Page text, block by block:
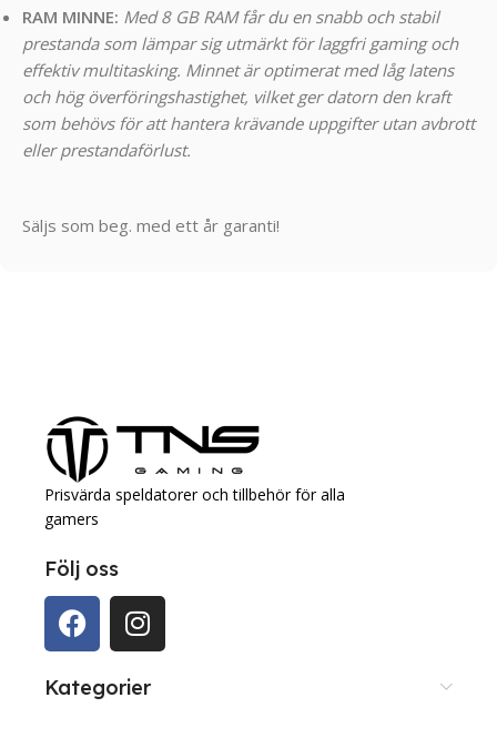
RAM MINNE: Med 8 GB RAM får du en snabb och stabil
prestanda som lämpar sig utmärkt för laggfri gaming och
effektiv multitasking. Minnet är optimerat med låg latens
och hög överföringshastighet, vilket ger datorn den kraft
som behövs för att hantera krävande uppgifter utan avbrott
eller prestandaförlust.
Säljs som beg. med ett år garanti!
Prisvärda speldatorer och tillbehör för alla
gamers
Följ oss
Kategorier